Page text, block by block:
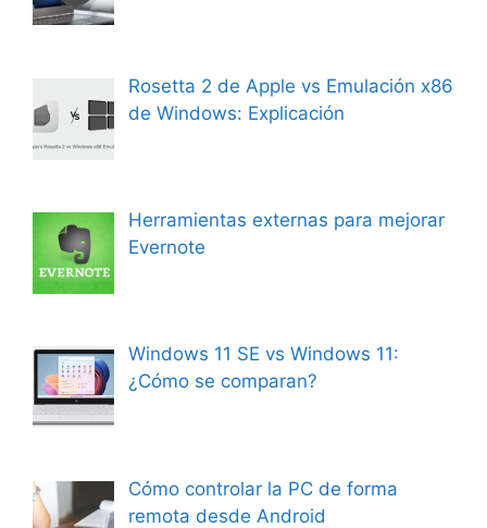
Rosetta 2 de Apple vs Emulación x86
de Windows: Explicación
Herramientas externas para mejorar
Evernote
Windows 11 SE vs Windows 11:
¿Cómo se comparan?
Cómo controlar la PC de forma
remota desde Android